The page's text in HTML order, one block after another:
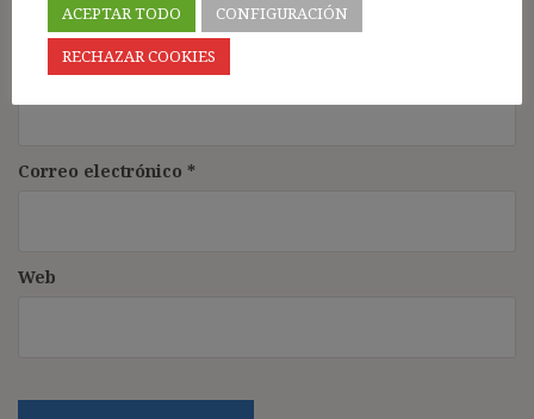
Nombre*
Correo electrónico *
Web
ACEPTAR TODO
CONFIGURACIÓN
RECHAZAR COOKIES